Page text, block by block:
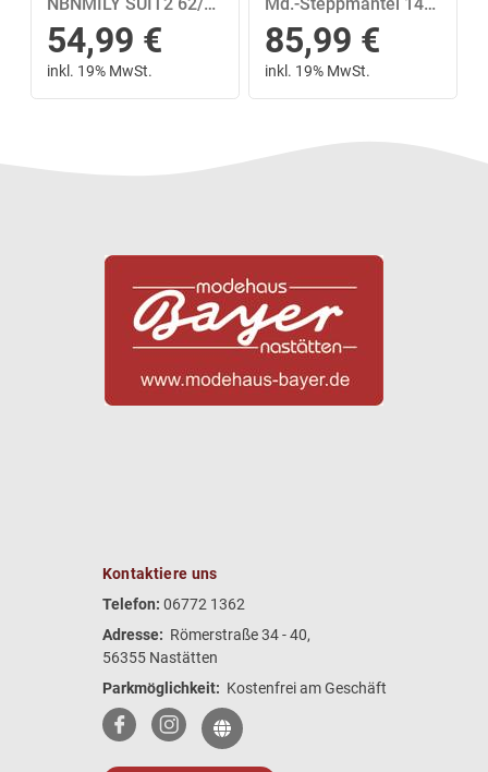
54,99 €
inkl. 19% MwSt.
85,99 €
inkl. 19% MwSt.
Kontaktiere uns
Telefon: 06772 1362
Adresse: Römerstraße 34 - 40,
56355 Nastätten
Parkmöglichkeit: Kostenfrei am Geschäft